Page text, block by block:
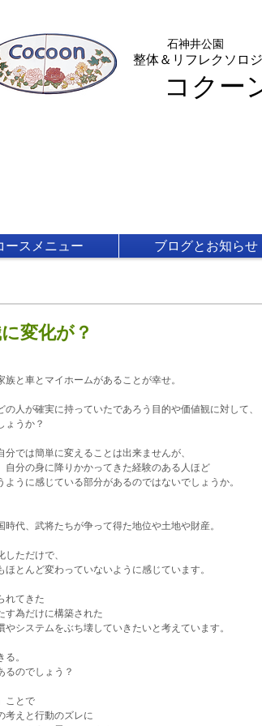
石神井公園
整体＆リフレクソロ
コクー
ースメニュー ブログとお知らせ
変化が？
と車とマイホームがあることが幸せ。
の人が確実に持っていたであろう目的や価値観に対して、
ょうか？
では簡単に変えることは出来ませんが、
自分の身に降りかかってきた経験のある人ほど
ように感じている部分があるのではないでしょうか。
代、武将たちが争って得た地位や土地や財産。
ただけで、
とんど変わっていないように感じています。
れてきた
す為だけに構築された
システムをぶち壊していきたいと考えています。
。
るのでしょう？
ことで
考えと行動のズレに